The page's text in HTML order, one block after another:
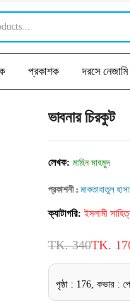
প্রকাশক দরসে নেজামি
ভাবনার চিরকুট
লেখক: মাহিন মাহমুদ
প্রকাশনী : মাকতাবাতুল
ক্যাটাগরি: ইসলামী
TK. 340TK.
পৃষ্ঠা : 176, কভার :